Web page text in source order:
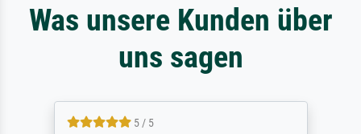
Was unsere Kunden über
uns sagen
5 / 5